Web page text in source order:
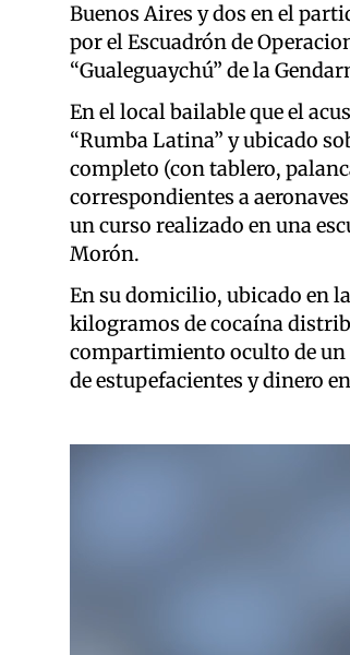
Buenos Aires y dos en el
por el Escuadrón de
“Gualeguaychú” de la
En el local bailable que el
“Rumba Latina” y ubicado
completo (con tablero,
correspondientes a
un curso realizado en una
Morón.
En su domicilio, ubicado en
kilogramos de cocaína
compartimiento oculto de un
de estupefacientes y dinero